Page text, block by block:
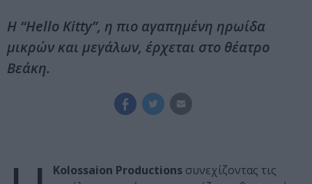
Η “Hello Kitty”, η πιο αγαπημένη ηρωίδα
μικρών και μεγάλων, έρχεται στο θέατρο
Βεάκη.
Kolossaion Productions συνεχίζοντας τις